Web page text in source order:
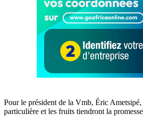
Pour le président de la Vmb, Éric Ametsipé,
particulière et les fruits tiendront la